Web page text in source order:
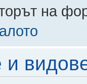
на